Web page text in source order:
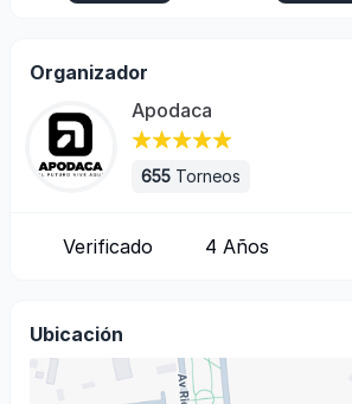
Organizador
Apodaca
655 Torneos
Verificado 4 Años
Ubicación